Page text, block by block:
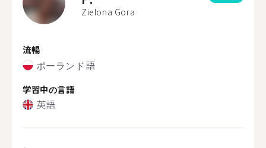
Zielona Gora
流暢
ポーランド語
学習中の言語
英語